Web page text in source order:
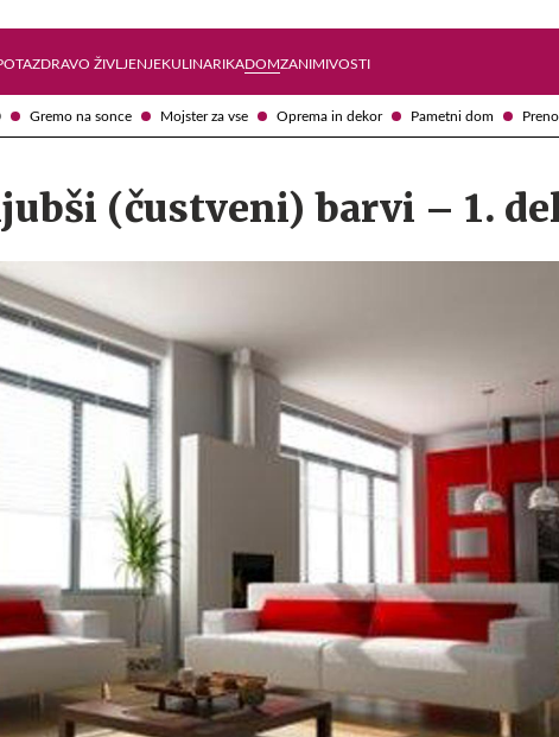
Gremo na sonce Mojster za vse Oprema in dekor Pametni dom
ZDRAVO ŽIVLJENJEKULINARIKADOMZANIMIVOSTI
(čustveni) barvi – 1.